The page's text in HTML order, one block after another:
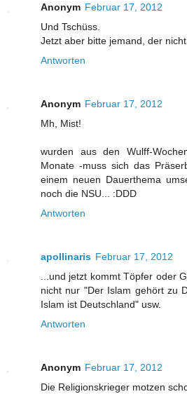
Anonym Februar 17, 2012
Und Tschüss.
Jetzt aber bitte jemand, der
Antworten
Anonym Februar 17, 2012
Mh, Mist!
wurden aus den Wulff-
Monate -muss sich das
einem neuen Dauerthema
noch die NSU... :DDD
Antworten
apollinaris Februar 17, 2012
...und jetzt kommt Töpfer oder
nicht nur "Der Islam gehört zu
Islam ist Deutschland" usw.
Antworten
Anonym Februar 17, 2012
Die Religionskrieger motzen